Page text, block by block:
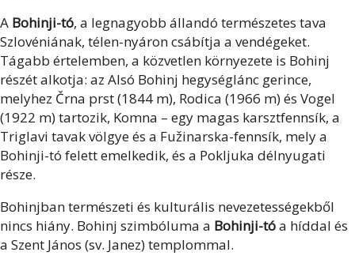
A Bohinji-tó, a legnagyobb állandó természetes tava
Szlovéniának, télen-nyáron csábítja a vendégeket.
Tágabb értelemben, a közvetlen környezete is Bohinj
részét alkotja: az Alsó Bohinj hegységlánc gerince,
melyhez Črna prst (1844 m), Rodica (1966 m) és Vogel
(1922 m) tartozik, Komna – egy magas karsztfennsík, a
Triglavi tavak völgye és a Fužinarska-fennsík, mely a
Bohinji-tó felett emelkedik, és a Pokljuka délnyugati
része.
Bohinjban természeti és kulturális nevezetességekből
nincs hiány. Bohinj szimbóluma a Bohinji-tóa híddal és
a Szent János (sv. Janez) templommal.